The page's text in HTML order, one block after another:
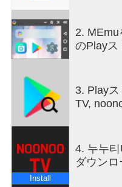
2.
のPlayス
3. Play
TV,
Install
4. 누누
ダウン